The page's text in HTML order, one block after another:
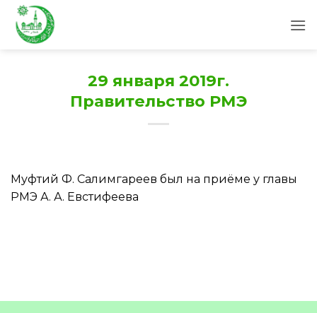
Skip
content
29 января 2019г.
Правительство РМЭ
Муфтий Ф. Салимгареев был на приёме у главы
РМЭ А. А. Евстифеева